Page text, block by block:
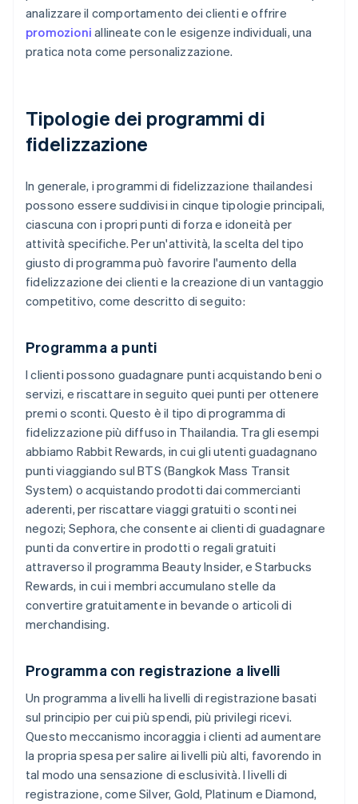
analizzare il comportamento dei clienti e offrire
promozioni allineate con le esigenze individuali, una
pratica nota come personalizzazione.
Tipologie dei programmi di
fidelizzazione
In generale, i programmi di fidelizzazione thailandesi
possono essere suddivisi in cinque tipologie principali,
ciascuna con i propri punti di forza e idoneità per
attività specifiche. Per un'attività, la scelta del tipo
giusto di programma può favorire l'aumento della
fidelizzazione dei clienti e la creazione di un vantaggio
competitivo, come descritto di seguito:
Programma a punti
I clienti possono guadagnare punti acquistando beni o
servizi, e riscattare in seguito quei punti per ottenere
premi o sconti. Questo è il tipo di programma di
fidelizzazione più diffuso in Thailandia. Tra gli esempi
abbiamo Rabbit Rewards, in cui gli utenti guadagnano
punti viaggiando sul BTS (Bangkok Mass Transit
System) o acquistando prodotti dai commercianti
aderenti, per riscattare viaggi gratuiti o sconti nei
negozi; Sephora, che consente ai clienti di guadagnare
punti da convertire in prodotti o regali gratuiti
attraverso il programma Beauty Insider, e Starbucks
Rewards, in cui i membri accumulano stelle da
convertire gratuitamente in bevande o articoli di
merchandising.
Programma con registrazione a livelli
Un programma a livelli ha livelli di registrazione basati
sul principio per cui più spendi, più privilegi ricevi.
Questo meccanismo incoraggia i clienti ad aumentare
la propria spesa per salire ai livelli più alti, favorendo in
tal modo una sensazione di esclusività. I livelli di
registrazione, come Silver, Gold, Platinum e Diamond,